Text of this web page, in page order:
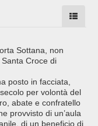
Sottana, non
Croce di
posto in facciata,
per volontà del
abate e confratello
provvisto di un’aula
di un beneficio di